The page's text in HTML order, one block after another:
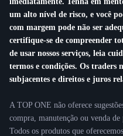
um alto nível de risco, e você
com margem pode não ser
certifique-se de compreender
de usar nossos serviços, leia
termos e condições. Os traders
subjacentes e direitos e juros
A TOP ONE não oferece
compra, manutenção ou venda
Todos os produtos que